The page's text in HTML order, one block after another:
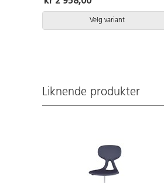
40 cm.
Velg variant
Liknende produkter